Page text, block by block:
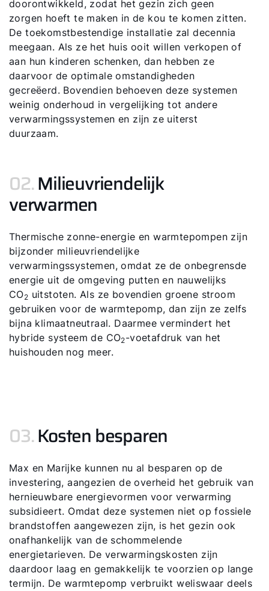
doorontwikkeld, zodat het gezin zich geen
zorgen hoeft te maken in de kou te komen zitten.
De toekomstbestendige installatie zal decennia
meegaan. Als ze het huis ooit willen verkopen of
aan hun kinderen schenken, dan hebben ze
daarvoor de optimale omstandigheden
gecreëerd. Bovendien behoeven deze systemen
weinig onderhoud in vergelijking tot andere
verwarmingssystemen en zijn ze uiterst
duurzaam.
02.Milieuvriendelijk
verwarmen
Thermische zonne-energie en warmtepompen zijn
bijzonder milieuvriendelijke
verwarmingssystemen, omdat ze de onbegrensde
energie uit de omgeving putten en nauwelijks
CO2 uitstoten. Als ze bovendien groene stroom
gebruiken voor de warmtepomp, dan zijn ze zelfs
bijna klimaatneutraal. Daarmee vermindert het
hybride systeem de CO2-voetafdruk van het
huishouden nog meer.
03.Kosten besparen
Max en Marijke kunnen nu al besparen op de
investering, aangezien de overheid het gebruik van
hernieuwbare energievormen voor verwarming
subsidieert. Omdat deze systemen niet op fossiele
brandstoffen aangewezen zijn, is het gezin ook
onafhankelijk van de schommelende
energietarieven. De verwarmingskosten zijn
daardoor laag en gemakkelijk te voorzien op lange
termijn. De warmtepomp verbruikt weliswaar deels